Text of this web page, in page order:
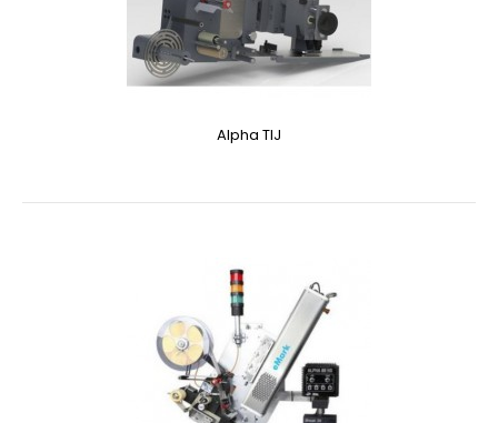
Alpha TIJ